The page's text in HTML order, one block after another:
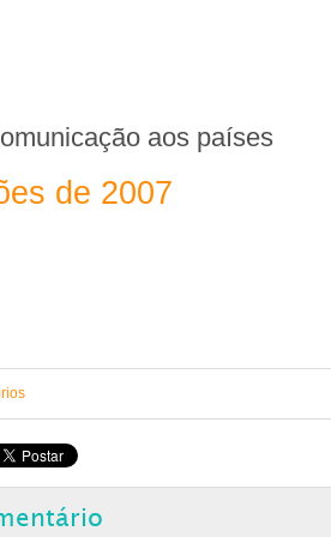
aos países
de 2007